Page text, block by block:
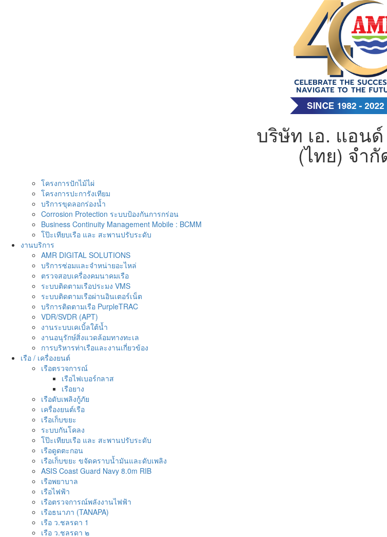
บริษัท เอ. แอน
(ไทย) จำกั
โครงการปักไม้ไผ่
โครงการปะการังเทียม
บริการขุดลอกร่องน้ำ
Corrosion Protection ระบบป้องกันการกร่อน
Business Continuity Management Mobile : BCMM
โป๊ะเทียบเรือ และ สะพานปรับระดับ
งานบริการ
AMR DIGITAL SOLUTIONS
บริการซ่อมและจำหน่ายอะไหล่
ตรวจสอบเครื่องคมนาคมเรือ
ระบบติดตามเรือประมง VMS
ระบบติดตามเรือผ่านอินเตอร์เน็ต
บริการติดตามเรือ PurpleTRAC
VDR/SVDR (APT)
งานระบบเคเบิ้ลใต้น้ำ
งานอนุรักษ์สิ่งแวดล้อมทางทะเล
การบริหารท่าเรือและงานเกี่ยวข้อง
เรือ / เครื่องยนต์
เรือตรวจการณ์
เรือไฟเบอร์กลาส
เรือยาง
เรือดับเพลิงกู้ภัย
เครื่องยนต์เรือ
เรือเก็บขยะ
ระบบกันโคลง
โป๊ะเทียบเรือ และ สะพานปรับระดับ
เรือดูดตะกอน
เรือเก็บขยะ ขจัดคราบน้ำมันและดับเพลิง
ASIS Coast Guard Navy 8.0m RIB
เรือพยาบาล
เรือไฟฟ้า
เรือตรวจการณ์พลังงานไฟฟ้า
เรือธนาภา (TANAPA)
เรือ ว.ชลรดา 1
เรือ ว.ชลรดา ๒